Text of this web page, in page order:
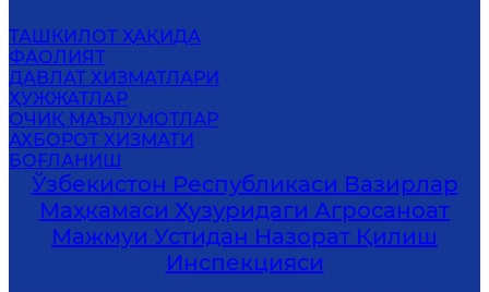
ТАШКИЛОТ ҲАҚИДА
ФАОЛИЯТ
ДАВЛАТ ХИЗМАТЛАРИ
ҲУЖЖАТЛАР
ОЧИҚ МАЪЛУМОТЛАР
АХБОРОТ ХИЗМАТИ
БОҒЛАНИШ
Ўзбекистон Республикаси Вазирлар
Маҳкамаси Ҳузуридаги Агросаноат
Мажмуи Устидан Назорат Қилиш
Инспекцияси